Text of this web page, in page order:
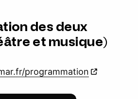
des deux
et musique)
programmation